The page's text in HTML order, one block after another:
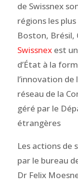
de Swissnex
régions les
Boston, Brésil,
Swissnexest
d’État à la
l’innovation
réseau de la
géré par le
étrangères
Les actions de
par le bureau
Dr Felix